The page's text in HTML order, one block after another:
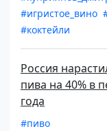
#игристое_вино
#коктейли
Россия
пива на 40% в
года
#пиво